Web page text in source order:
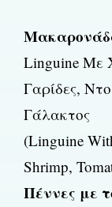
Linguine Με
Γαρίδες,
Γάλακτος
(Linguine
Shrimp,
Πέννες με